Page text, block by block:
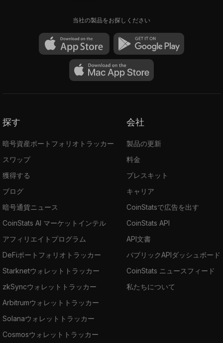
当社の製品をお探しください
探す
暗号資産ポートフォリオトラッカー
スワップ
獲得する
ブログ
暗号通貨ニュース
CoinStats AI マーケットインテル
アフィリエイトプログラム
DeFiポートフォリオトラッカー
Starknetウォレットトラッカー
zkSyncウォレットトラッカー
Arbitrumウォレットトラッカー
Solanaウォレットトラッカー
Cosmosウォレットトラッカー
会社
製品の更新
料金
プレスキット
キャリア
CoinStatsで広告を出す
CoinStats API
API文書
パブリックAPIダッシュボード
CoinStats ニュースフィード
私たちについて